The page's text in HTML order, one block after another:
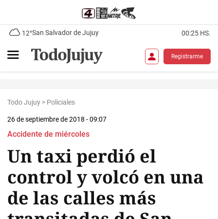
12°San Salvador de Jujuy 00:25 HS.
Registrarme
Todo Jujuy > Policiales
26 de septiembre de 2018 - 09:07
Accidente de miércoles
Un taxi perdió el
control y volcó en una
de las calles más